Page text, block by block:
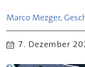
Marco Mezger,
7. Dezember